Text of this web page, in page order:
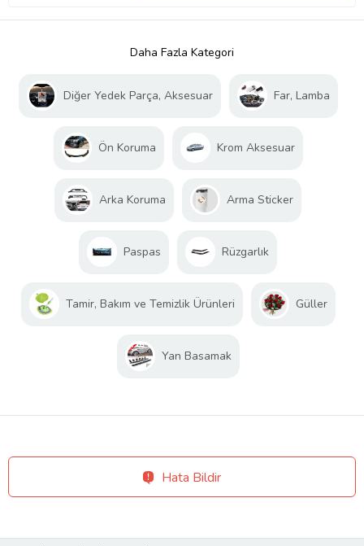
Daha Fazla Kategori
Diğer Yedek Parça, Aksesuar Far, Lamba
Ön Koruma Krom Aksesuar
Arka Koruma Arma Sticker
Paspas Rüzgarlık
Tamir, Bakım ve Temizlik Ürünleri Güller
Yan Basamak
Hata Bildir